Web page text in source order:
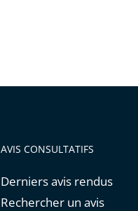
AVIS CONSULTATIFS
Derniers avis rendus
Rechercher un avis